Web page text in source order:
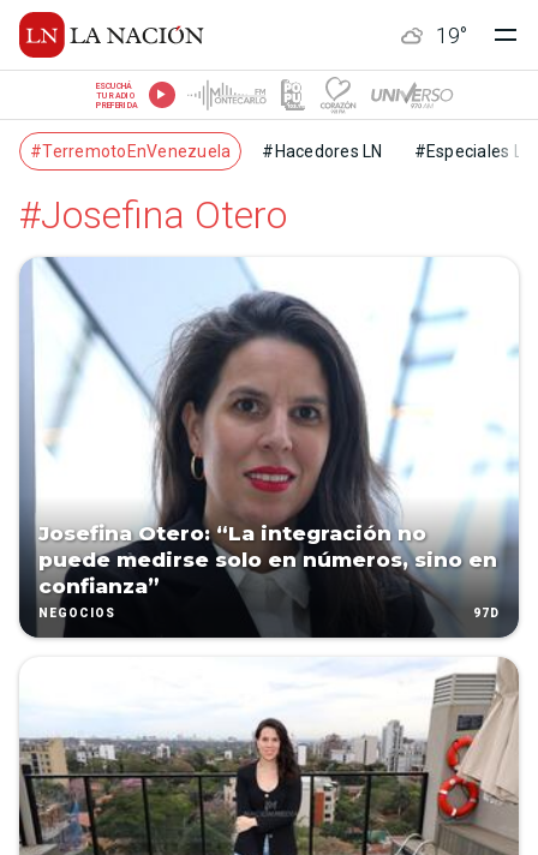
19°
ESCUCHÁ
TU RADIO
PREFERIDA
#TerremotoEnVenezuela #Hacedores LN #Especiales LN
#Josefina Otero
Josefina Otero: “La integración no
puede medirse solo en números, sino en
confianza”
NEGOCIOS 97D